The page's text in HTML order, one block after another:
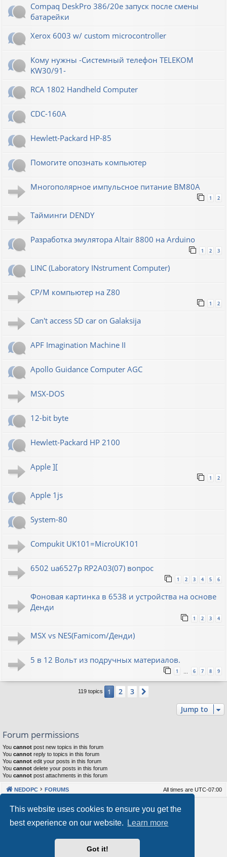
This website uses cookies to ensure you get the
best experience on our website.
Learn more
Got it!
Compaq DeskPro 386/20e запуск после смены
батарейки
Xerox 6003 w/ custom microcontroller
Кому нужны -Системный телефон TELEKOM
KW30/91-
RCA 1802 Handheld Computer
CDC-160A
Hewlett-Packard НР-85
Помогите опознать компьютер
Многополярное импульсное питание ВМ80А
1 2
Тайминги DENDY
Разработка эмулятора Altair 8800 на Arduino
1 2 3
LINC (Laboratory INstrument Computer)
CP/M компьютер на Z80
1 2
Can't access SD car on Galaksija
APF Imagination Machine II
Apollo Guidance Computer AGC
MSX-DOS
12-bit byte
Hewlett-Packard HP 2100
Apple ][
1 2
Apple 1js
System-80
Compukit UK101=MicroUK101
6502 ua6527p RP2A03(07) вопрос
1 2 3 4 5 6
Фоновая картинка в 6538 и устройства на основе
Денди
1 2 3 4
MSX vs NES(Famicom/Денди)
5 в 12 Вольт из подручных материалов.
1 … 6 7 8 9
119 topics 1 2 3
Jump to
Forum permissions
You cannot post new topics in this forum
You cannot reply to topics in this forum
You cannot edit your posts in this forum
You cannot delete your posts in this forum
You cannot post attachments in this forum
NEDOPC FORUMS All times are UTC-07:00
Powered by phpBB® Forum Software © phpBB Limited
Our VPS Hosting By RimuHosting
This server is located in London data center